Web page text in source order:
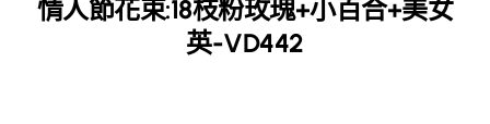
情人節花束:18枝粉玫瑰+小百合+美女
英-VD442